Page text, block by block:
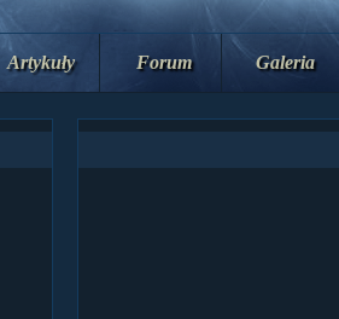
Artykuły Forum Galeria